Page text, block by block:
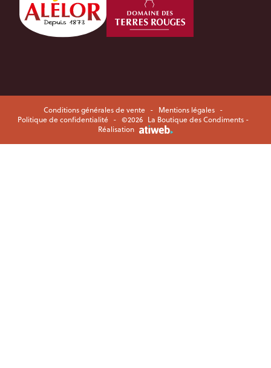
Conditions générales de vente - Mentions légales -
Politique de confidentialité - ©2026 La Boutique des Condiments -
Réalisation